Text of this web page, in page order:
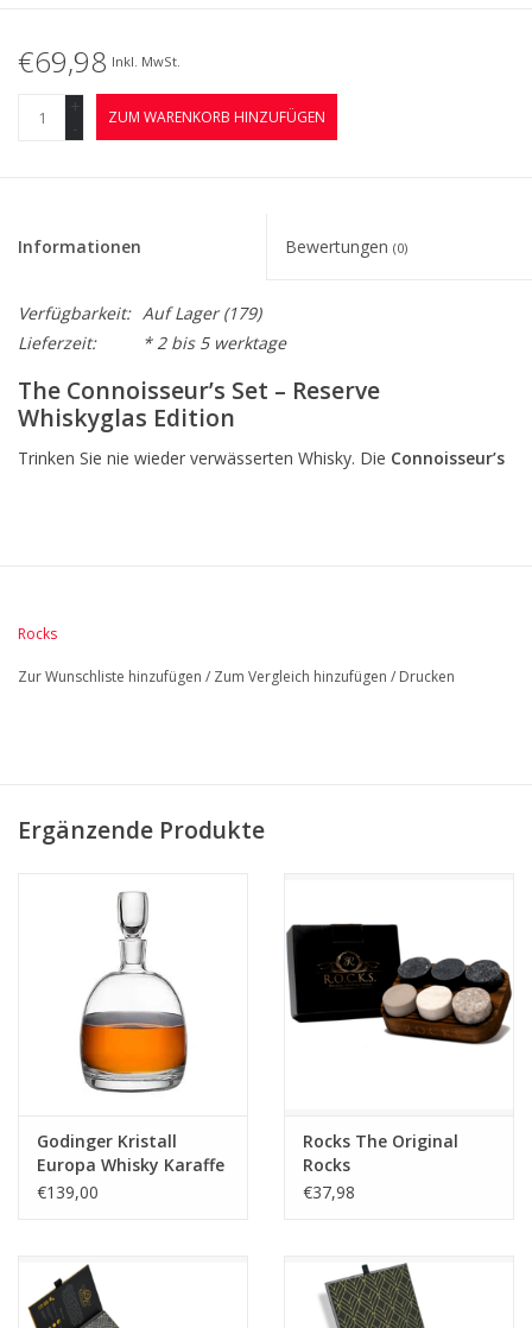
€69,98 Inkl. MwSt.
+
-
ZUM WARENKORB HINZUFÜGEN
Informationen Bewertungen (0)
Verfügbarkeit: Auf Lager(179)
Lieferzeit:
* 2 bis 5 werktage
The Connoisseur’s Set – Reserve
Whiskyglas Edition
Trinken Sie nie wieder verwässerten Whisky. Die Connoisseur’s
sodass die feinen, ausgewogenen Aromen vollständig zur
Whisky-Liebhaber.
Materialien:Kristallglas, Stein
Verwendung:Whisky & Premium-Spirituosen
Design:Luxuriöses Geschenk- & Verkostungsset
Für Genießer, die keine Kompromisse eingehen.
Rocks
Zur Wunschliste hinzufügen / Zum Vergleich hinzufügen / Drucken
Ergänzende Produkte
Godinger Kristall
Europa Whisky Karaffe
– 1 Liter
€139,00
Rocks The Original
Rocks
€37,98